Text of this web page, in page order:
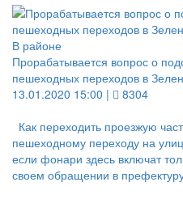
В районе
Прорабатывается вопрос о
пешеходных переходов в
13.01.2020 15:00 |
8304
Как переходить проезжую
пешеходному переходу на
если фонари здесь включат
своем обращении в